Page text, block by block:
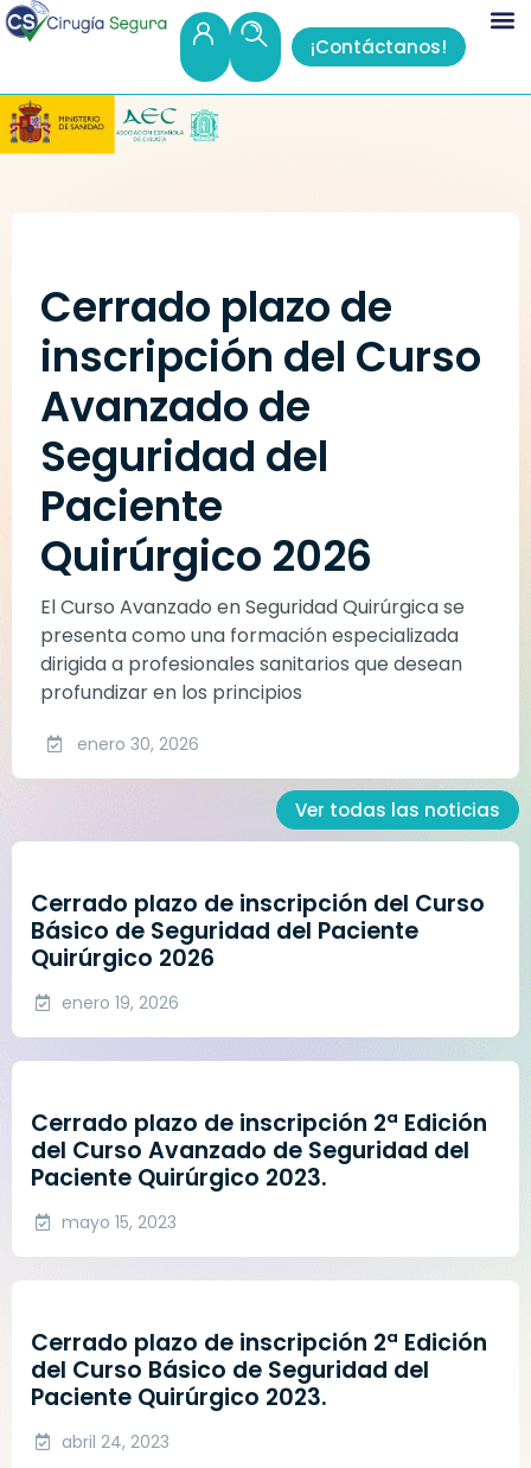
¡Contáctanos!
Ver todas las noticias
Cerrado plazo de inscripción del Curso
Básico de Seguridad del Paciente
Quirúrgico 2026
enero 19, 2026
Cerrado plazo de inscripción 2ª Edición
del Curso Avanzado de Seguridad del
Paciente Quirúrgico 2023.
mayo 15, 2023
Cerrado plazo de inscripción 2ª Edición
del Curso Básico de Seguridad del
Paciente Quirúrgico 2023.
abril 24, 2023
Cerrado plazo de
inscripción del Curso
Avanzado de
Seguridad del
Paciente
Quirúrgico 2026
El Curso Avanzado en Seguridad Quirúrgica se
presenta como una formación especializada
dirigida a profesionales sanitarios que desean
profundizar en los principios
enero 30, 2026